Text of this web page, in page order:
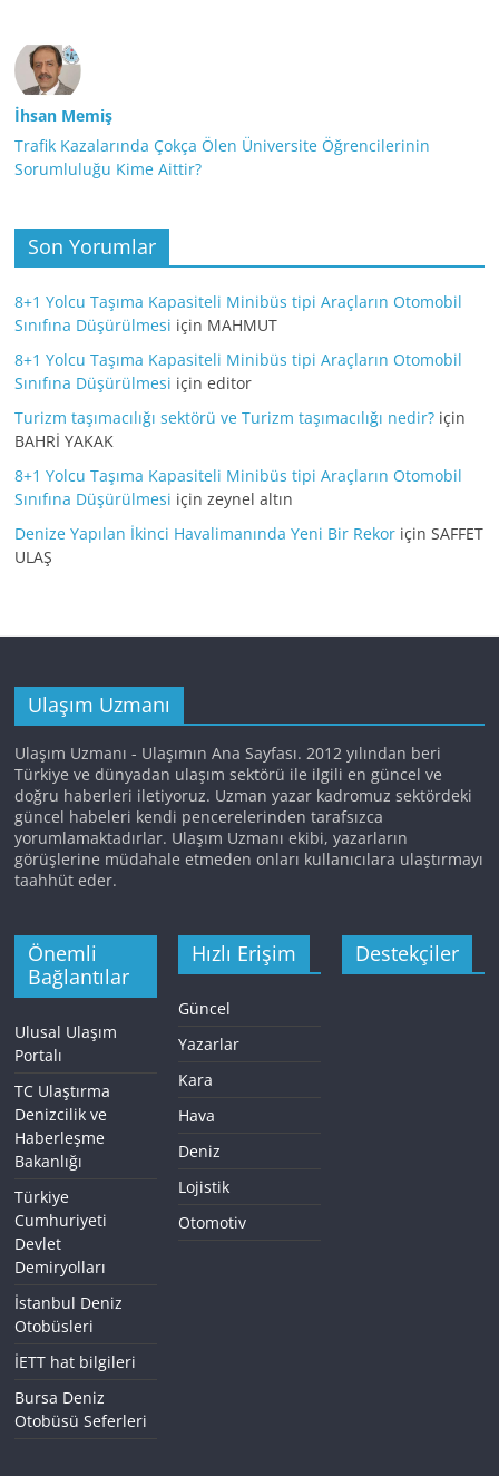
İhsan Memiş
Trafik Kazalarında Çokça Ölen Üniversite Öğrencilerinin
Sorumluluğu Kime Aittir?
Son Yorumlar
8+1 Yolcu Taşıma Kapasiteli Minibüs tipi Araçların Otomobil
Sınıfına Düşürülmesi için MAHMUT
8+1 Yolcu Taşıma Kapasiteli Minibüs tipi Araçların Otomobil
Sınıfına Düşürülmesi içineditor
Turizm taşımacılığı sektörü ve Turizm taşımacılığı nedir? için
BAHRİ YAKAK
8+1 Yolcu Taşıma Kapasiteli Minibüs tipi Araçların Otomobil
Sınıfına Düşürülmesi içinzeynel altın
Denize Yapılan İkinci Havalimanında Yeni Bir Rekor içinSAFFET
ULAŞ
Ulaşım Uzmanı
Ulaşım Uzmanı - Ulaşımın Ana Sayfası. 2012 yılından beri
Türkiye ve dünyadan ulaşım sektörü ile ilgili en güncel ve
doğru haberleri iletiyoruz. Uzman yazar kadromuz sektördeki
güncel habeleri kendi pencerelerinden tarafsızca
yorumlamaktadırlar. Ulaşım Uzmanı ekibi, yazarların
görüşlerine müdahale etmeden onları kullanıcılara ulaştırmayı
taahhüt eder.
Önemli
Bağlantılar
Ulusal Ulaşım
Portalı
TC Ulaştırma
Denizcilik ve
Haberleşme
Bakanlığı
Türkiye
Cumhuriyeti
Devlet
Demiryolları
İstanbul Deniz
Otobüsleri
İETT hat bilgileri
Bursa Deniz
Otobüsü Seferleri
Hızlı Erişim
Güncel
Yazarlar
Kara
Hava
Deniz
Lojistik
Otomotiv
Destekçiler